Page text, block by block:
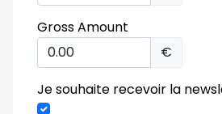
Gross Amount
€
Je souhaite recevoir la